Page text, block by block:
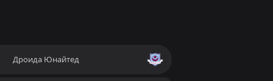
Дроида Юнайтед